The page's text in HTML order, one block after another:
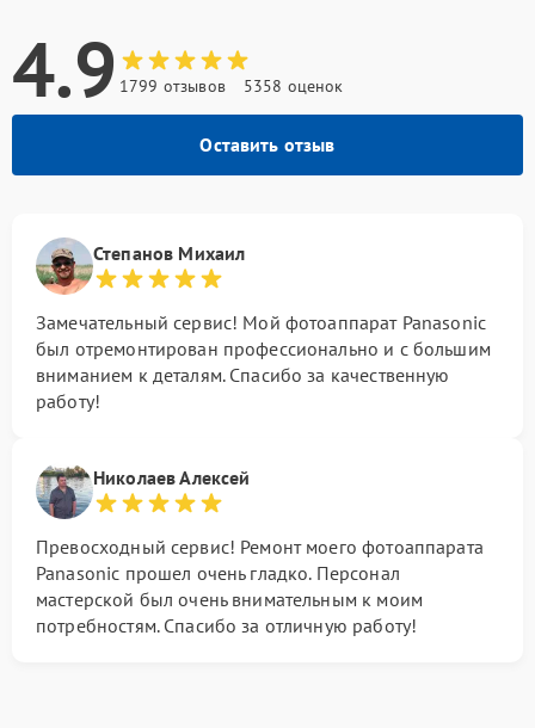
4.9 1799 отзывов 5358 оценок
Оставить отзыв
Степанов Михаил
Замечательный сервис! Мой фотоаппарат Panasonic
был отремонтирован профессионально и с большим
вниманием к деталям. Спасибо за качественную
работу!
Николаев Алексей
Превосходный сервис! Ремонт моего фотоаппарата
Panasonic прошел очень гладко. Персонал
мастерской был очень внимательным к моим
потребностям. Спасибо за отличную работу!